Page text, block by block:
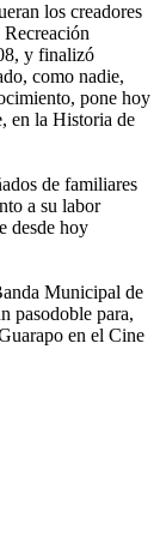
los creadores
y finalizó
como nadie,
pone hoy
en la Historia de
de familiares
a su labor
desde hoy
Municipal de
pasodoble para,
en el Cine